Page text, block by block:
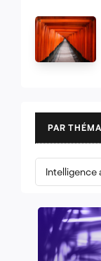
PAR
Intelligence